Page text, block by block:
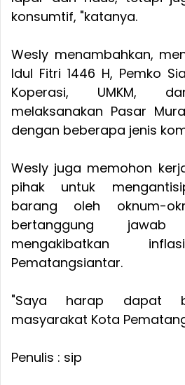
konsumtif, "katanya.
Wesly menambahkan,
Idul Fitri 1446 H, Pemko
Koperasi, UMKM,
melaksanakan Pasar
dengan beberapa jenis
Wesly juga memohon
pihak untuk
barang oleh oknum-
bertanggung
mengakibatkan
Pematangsiantar.
"Saya harap dapat
masyarakat Kota
Penulis : sip